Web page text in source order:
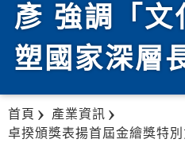
彥 強調「文
塑國家深層
首頁
產業資訊
卓揆頒獎表揚首屆金繪獎特